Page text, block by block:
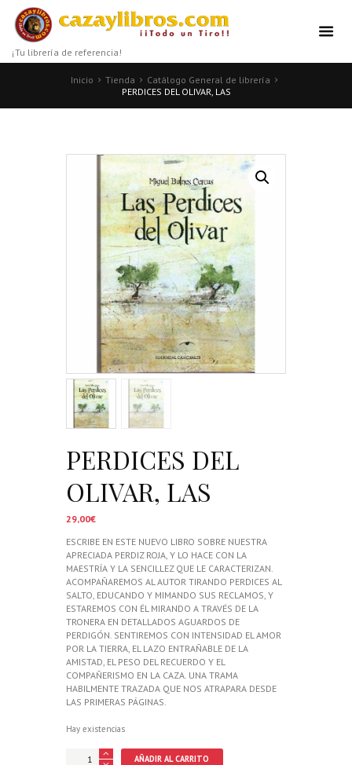
¡Tu librería de referencia!
Inicio Tienda
Catálogo General de librería
PERDICES DEL OLIVAR, LAS
PERDICES DEL
OLIVAR, LAS
29,00€
ESCRIBE EN ESTE NUEVO LIBRO SOBRE NUESTRA
APRECIADA PERDIZ ROJA, Y LO HACE CON LA
MAESTRÍA Y LA SENCILLEZ QUE LE CARACTERIZAN.
ACOMPAÑAREMOS AL AUTOR TIRANDO PERDICES AL
SALTO, EDUCANDO Y MIMANDO SUS RECLAMOS, Y
ESTAREMOS CON ÉL MIRANDO A TRAVÉS DE LA
TRONERA EN DETALLADOS AGUARDOS DE
PERDIGÓN. SENTIREMOS CON INTENSIDAD EL AMOR
POR LA TIERRA, EL LAZO ENTRAÑABLE DE LA
AMISTAD, EL PESO DEL RECUERDO Y EL
COMPAÑERISMO EN LA CAZA. UNA TRAMA
HABILMENTE TRAZADA QUE NOS ATRAPARA DESDE
LAS PRIMERAS PÁGINAS.
Hay existencias
PERDICES
AÑADIR AL CARRITO